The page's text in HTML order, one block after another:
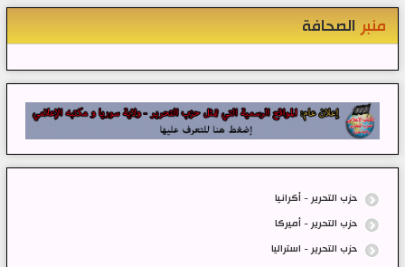
منبر الصحافة
حزب التحرير - أكرانيا
حزب التحرير - أميركا
حزب التحرير - استراليا